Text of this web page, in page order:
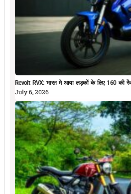
Revolt RVX: भारत मे आया लड़कों के लिए 160 की रेंज
July 6, 2026